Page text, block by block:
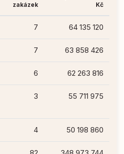
zakázek
Kč
7 64 135 120
7 63 858 426
6 62 263 816
3 55 711 975
4 50 198 860